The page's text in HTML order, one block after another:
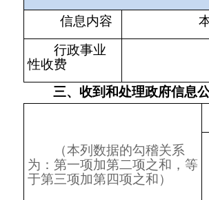
信息内容
行政事业
性收费
三、收到和处理政府信息
（本列数据的勾稽关系
为：第一项加第二项之和，等
于第三项加第四项之和）